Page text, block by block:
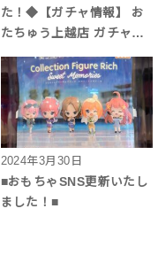
た！◆【ガチャ情報】 お
たちゅう上越店 ガチャ…
2024年3月30日
■おもちゃSNS更新いたし
ました！■